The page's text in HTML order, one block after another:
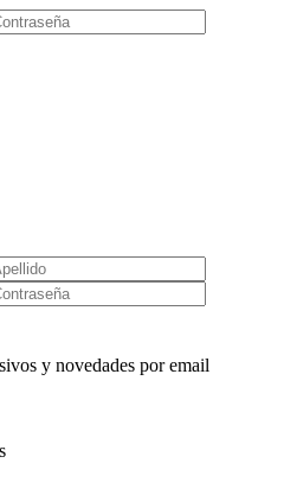
y novedades por email